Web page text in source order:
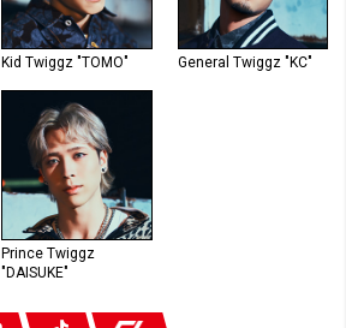
Kid Twiggz "TOMO" General Twiggz "KC"
Prince Twiggz
"DAISUKE"